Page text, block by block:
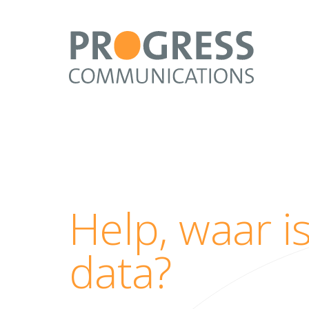
Help, waar
data?